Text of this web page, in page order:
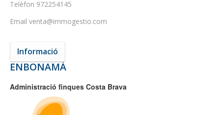
Telèfon 972254145
Email venta@immogestio.com
Informació
ENBONAMÀ
Administració finques Costa Brava